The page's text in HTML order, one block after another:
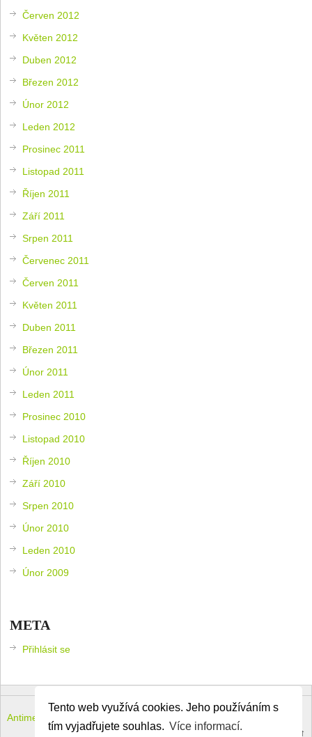
Tento web využívá cookies. Jeho používáním s
tím vyjadřujete souhlas. Více informací.
Červen 2012
Květen 2012
Duben 2012
Březen 2012
Únor 2012
Leden 2012
Prosinec 2011
Listopad 2011
Říjen 2011
Září 2011
Srpen 2011
Červenec 2011
Červen 2011
Květen 2011
Duben 2011
Březen 2011
Únor 2011
Leden 2011
Prosinec 2010
Listopad 2010
Říjen 2010
Září 2010
Srpen 2010
Únor 2010
Leden 2010
Únor 2009
META
Přihlásit se
Antimeloun – komouši dneška
Theme byMyThemeShop. Back to Top ↑